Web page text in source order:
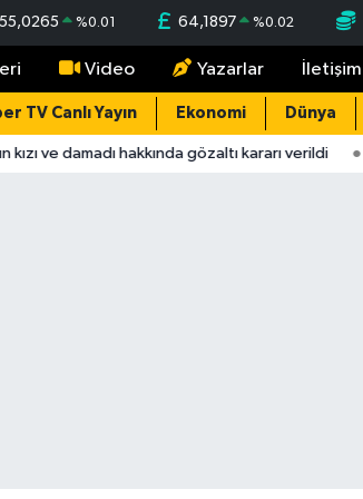
55,0265 %0.01 64,1897 %0.02
Video Yazarlar İletişim
TV Canlı Yayın Ekonomi Dünya
ve damadı hakkında gözaltı kararı verildi